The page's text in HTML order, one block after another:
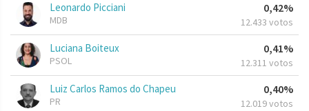
Leonardo Picciani
MDB
0,42%
12.433 votos
Luciana Boiteux
PSOL
0,41%
12.311 votos
Luiz Carlos Ramos do Chapeu
PR
0,40%
12.019 votos